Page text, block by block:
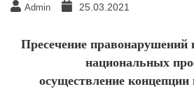
Admin 25.03.2021
Пресечение правонарушений
национальных
осуществление